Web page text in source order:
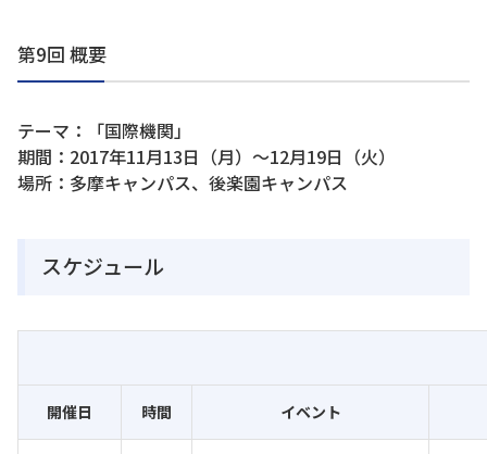
第9回 概要
テーマ：「国際機関」
期間：2017年11月13日（月）～12月19日（火）
場所：多摩キャンパス、後楽園キャンパス
スケジュール
開催日 時間 イベント